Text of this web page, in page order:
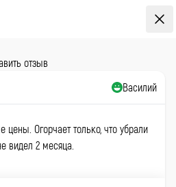
отзыв
Василий
цены. Огорчает только, что убрали
видел 2 месяца.